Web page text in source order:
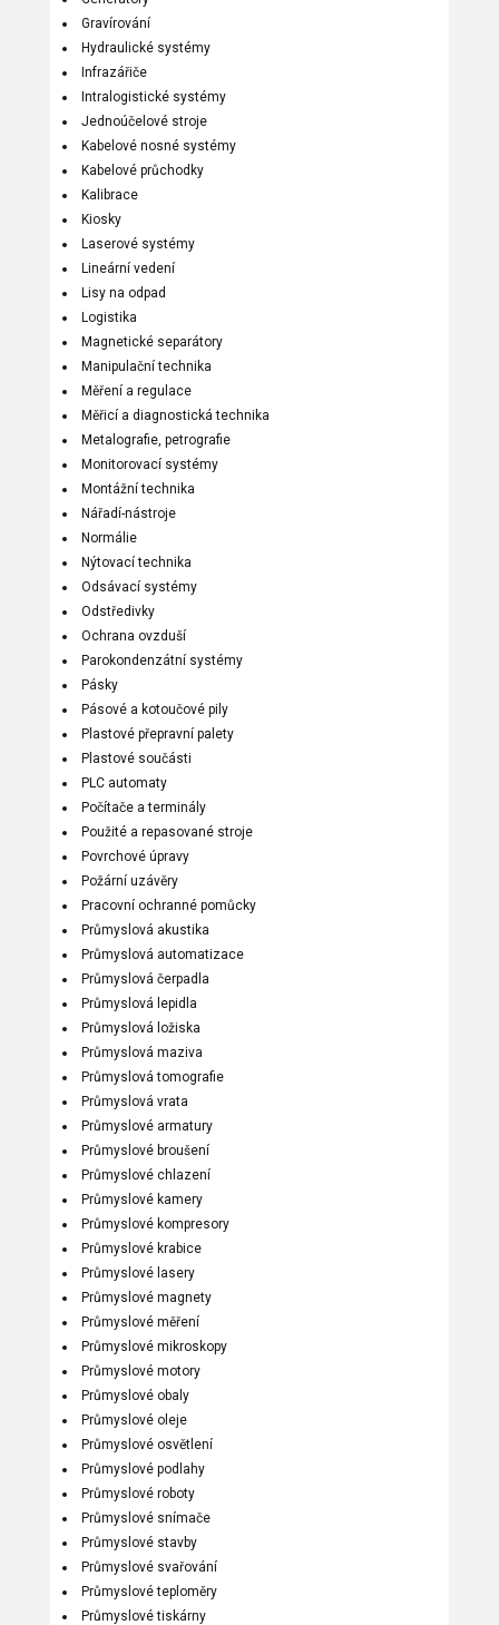
Gravírování
Hydraulické systémy
Infrazářiče
Intralogistické systémy
Jednoúčelové stroje
Kabelové nosné systémy
Kabelové průchodky
Kalibrace
Kiosky
Laserové systémy
Lineární vedení
Lisy na odpad
Logistika
Magnetické separátory
Manipulační technika
Měření a regulace
Měřicí a diagnostická technika
Metalografie, petrografie
Monitorovací systémy
Montážní technika
Nářadí-nástroje
Normálie
Nýtovací technika
Odsávací systémy
Odstředivky
Ochrana ovzduší
Parokondenzátní systémy
Pásky
Pásové a kotoučové pily
Plastové přepravní palety
Plastové součásti
PLC automaty
Počítače a terminály
Použité a repasované stroje
Povrchové úpravy
Požární uzávěry
Pracovní ochranné pomůcky
Průmyslová akustika
Průmyslová automatizace
Průmyslová čerpadla
Průmyslová lepidla
Průmyslová ložiska
Průmyslová maziva
Průmyslová tomografie
Průmyslová vrata
Průmyslové armatury
Průmyslové broušení
Průmyslové chlazení
Průmyslové kamery
Průmyslové kompresory
Průmyslové krabice
Průmyslové lasery
Průmyslové magnety
Průmyslové měření
Průmyslové mikroskopy
Průmyslové motory
Průmyslové obaly
Průmyslové oleje
Průmyslové osvětlení
Průmyslové podlahy
Průmyslové roboty
Průmyslové snímače
Průmyslové stavby
Průmyslové svařování
Průmyslové teploměry
Průmyslové tiskárny